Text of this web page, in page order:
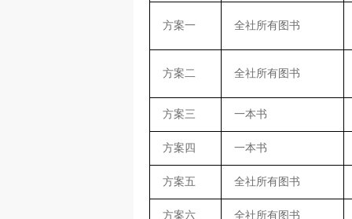
方案一 全社所有图书
方案二 全社所有图书
方案三 一本书
方案四 一本书
方案五 全社所有图书
方案六 全社所有图书